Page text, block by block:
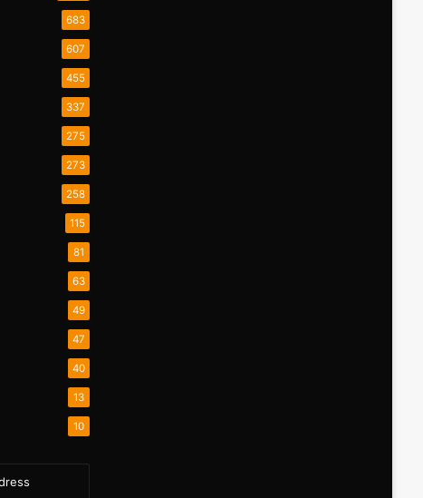
683
607
455
337
275
273
258
115
81
63
49
47
40
13
10